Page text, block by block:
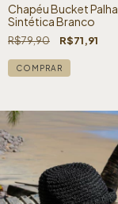
Chapéu Bucket Palha
Sintética Branco
R$79,90 R$71,91